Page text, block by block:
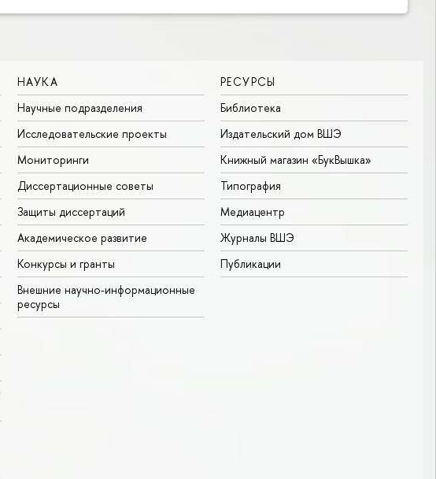
НАУКА
Научные подразделения
Исследовательские проекты
Мониторинги
Диссертационные советы
Защиты диссертаций
Академическое развитие
Конкурсы и гранты
Внешние научно-информационные
ресурсы
РЕСУРСЫ
Библиотека
Издательский дом ВШЭ
Книжный магазин «БукВышка»
Типография
Медиацентр
Журналы ВШЭ
Публикации